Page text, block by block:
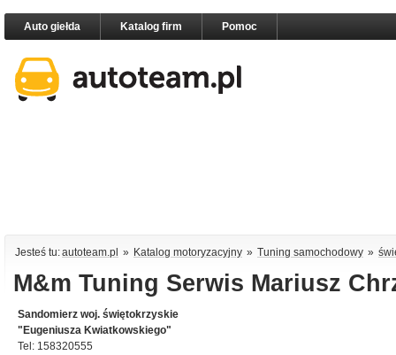
Auto giełda Katalog firm Pomoc
Jesteś tu:autoteam.pl » Katalog motoryzacyjny » Tuning samochodowy »
M&m Tuning Serwis Mariusz
Sandomierz woj. świętokrzyskie
"Eugeniusza Kwiatkowskiego"
Tel: 158320555